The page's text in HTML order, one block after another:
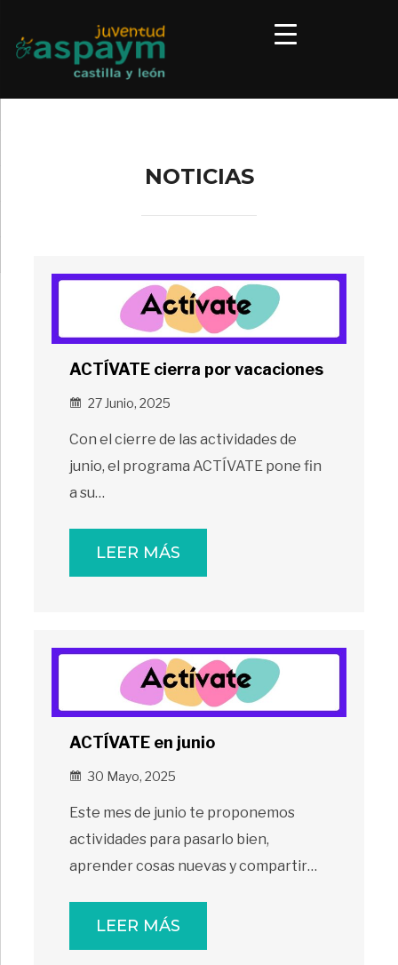
NOTICIAS
ACTÍVATE cierra por vacaciones
27 Junio, 2025
Con el cierre de las actividades de
junio, el programa ACTÍVATE pone fin
a su…
LEER MÁS
ACTÍVATE en junio
30 Mayo, 2025
Este mes de junio te proponemos
actividades para pasarlo bien,
aprender cosas nuevas y compartir…
LEER MÁS